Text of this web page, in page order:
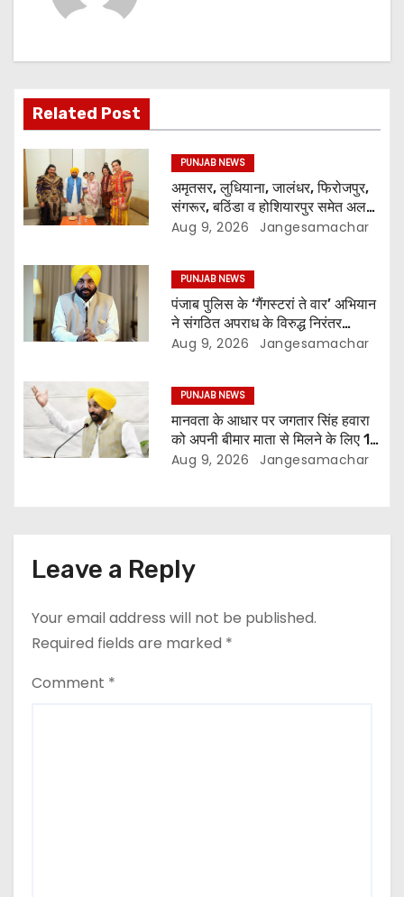
Related Post
PUNJAB NEWS
अमृतसर, लुधियाना, जालंधर, फिरोजपुर,
संगरूर, बठिंडा व होशियारपुर समेत अलग-
अलग स्थानों पर ये शो होगा- भगवंत सिंह
Aug 9, 2026 Jangesamachar
PUNJAB NEWS
पंजाब पुलिस के ‘गैंगस्टरां ते वार’ अभियान
ने संगठित अपराध के विरुद्ध निरंतर
कार्रवाई के 200 दिन पूरे किए ; 1.09
Aug 9, 2026 Jangesamachar
PUNJAB NEWS
मानवता के आधार पर जगतार सिंह हवारा
को अपनी बीमार माता से मिलने के लिए 10
दिन की पैरोल दी जानी चाहिए- मुख्यमंत्री
Aug 9, 2026 Jangesamachar
Leave a Reply
Your email address will not be published.
Required fields are marked *
Comment *